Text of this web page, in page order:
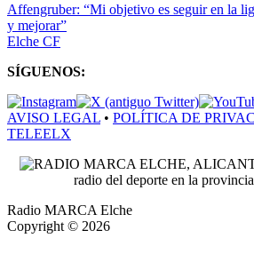
Affengruber: “Mi objetivo es seguir en la
y mejorar”
Elche CF
SÍGUENOS:
AVISO LEGAL • POLÍTICA DE
TELEELX
radio del deporte en la
Radio MARCA Elche
Copyright © 2026